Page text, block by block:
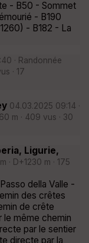
- B50 - Sommet
- B190
- B182 - La
· Randonnée
· 17
04.03.2025 09:14 ·
m · 409 vus · 30
Ligurie,
· D+1230 m · 175
della Valle -
des crêtes
de crête
le même chemin
par le sentier
directe par la